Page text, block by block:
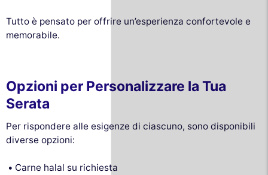
Tutto è pensato per offrire un’esperienza confortevole e
memorabile.
Opzioni per Personalizzare la Tua
Serata
Per rispondere alle esigenze di ciascuno, sono disponibili
diverse opzioni:
Carne halal su richiesta